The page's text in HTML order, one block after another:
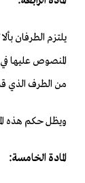
يلتزم الطرفان
المنصوص عليها
من الطرف الذي
ويظل حكم هذه
المادة الخامسة: